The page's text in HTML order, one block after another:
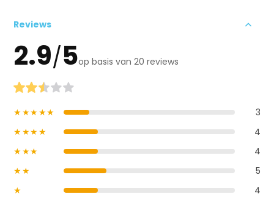
Reviews
2.9/5op basis van 20 reviews
★★★★★
3
★★★★
4
★★★
4
★★
5
★
4